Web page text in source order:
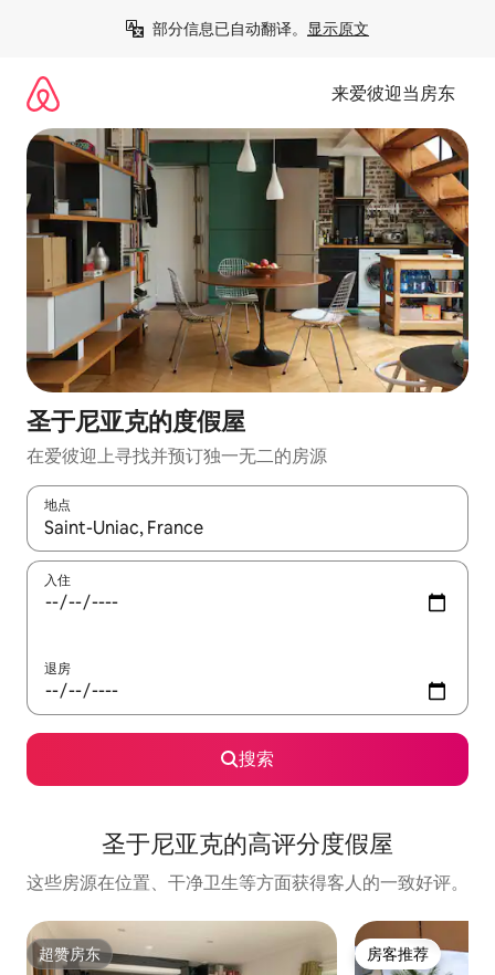
部分信息已自动翻译。 显示原文
来爱彼迎当房东
圣于尼亚克的度假屋
在爱彼迎上寻找并预订独一无二的房源
地点
如有搜索结果，请使用上下方向键查看，或通过点击或滑动手势
入住
退房
搜索
圣于尼亚克的高评分度假屋
这些房源在位置、干净卫生等方面获得客人的一致好评。
超赞房东
超赞房东 房客推荐
房客推荐